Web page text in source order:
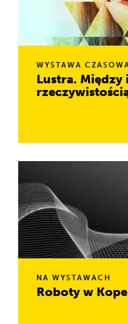
WYSTAWA
Lustra. Między
przez świat, w którym
NA WYSTAWACH
Roboty w